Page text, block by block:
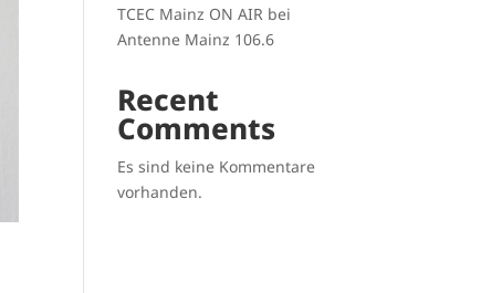
TCEC Mainz ON AIR bei
Antenne Mainz 106.6
Recent
Comments
Es sind keine Kommentare
vorhanden.